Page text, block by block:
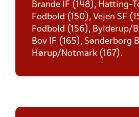
Brande IF (148), Hatting-
Fodbold (150), Vejen SF
Fodbold (156), Bylderup/
Bov IF (165), Sønderborg
Hørup/Notmark (167).